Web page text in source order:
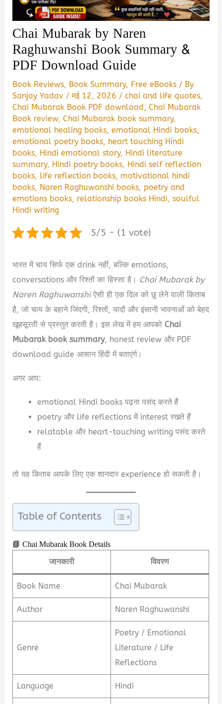
Chai Mubarak by Naren
Raghuwanshi Book Summary &
PDF Download Guide
Book Reviews, Book Summary, Free eBooks / By
Sanjay Yadav /मई 12, 2026 /chai and life quotes,
Chai Mubarak Book PDF download,Chai Mubarak
Book review,Chai Mubarak book summary,
emotional healing books,emotional Hindi books,
emotional poetry books, heart touching Hindi
books, Hindi emotional story, Hindi literature
summary, Hindi poetry books, Hindi self reflection
books, life reflection books, motivational hindi
books, Naren Raghuwanshi books,poetry and
emotions books, relationship books Hindi,soulful
Hindi writing
5/5 - (1 vote)
भारत में चाय सिर्फ एक drink नहीं, बल्कि emotions,
conversations और रिश्तों का हिस्सा है। Chai Mubarak by
Naren Raghuwanshiऐसी ही एक दिल को छू लेने वाली किताब
है, जो चाय के बहाने जिंदगी, रिश्तों, यादों और इंसानी भावनाओं को बेहद
खूबसूरती से प्रस्तुत करती है। इस लेख में हम आपको Chai
Mubarak book summary, honest review और PDF
download guide आसान हिंदी में बताएंगे।
अगर आप:
emotional Hindi books पढ़ना पसंद करते हैं
poetry और life reflections में interest रखते हैं
relatable और heart-touching writing पसंद करते
हैं
तो यह किताब आपके लिए एक शानदार experience हो सकती है।
Table of Contents
📘 Chai Mubarak Book Details
जानकारी विवरण
Book Name Chai Mubarak
Author Naren Raghuwanshi
Genre
Poetry / Emotional
Literature / Life
Reflections
Language Hindi